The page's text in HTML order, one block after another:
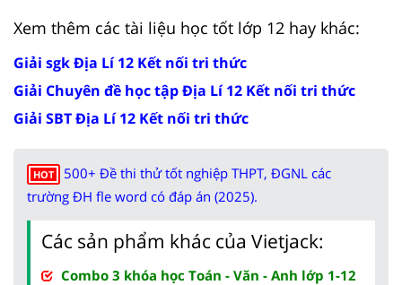
Xem thêm các tài liệu học tốt lớp 12 hay khác:
Giải sgk Địa Lí 12 Kết nối tri thức
Giải Chuyên đề học tập Địa Lí 12 Kết nối tri thức
Giải SBT Địa Lí 12 Kết nối tri thức
HOT
500+ Đề thi thử tốt nghiệp THPT, ĐGNL các
trường ĐH fle word có đáp án (2025).
Các sản phẩm khác của Vietjack:
Combo 3 khóa học Toán - Văn - Anh lớp 1-12